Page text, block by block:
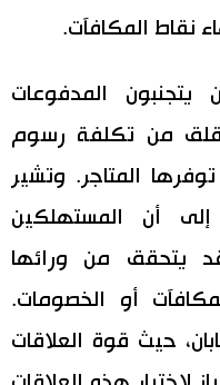
نقاط المكافآت.
المدفوعات
من تكلفة رسوم
المتاجر. وتشير
إلى أن المستهلكين
يتحقق من ورائها
أو الخصومات.
حيث قوة العلاقات